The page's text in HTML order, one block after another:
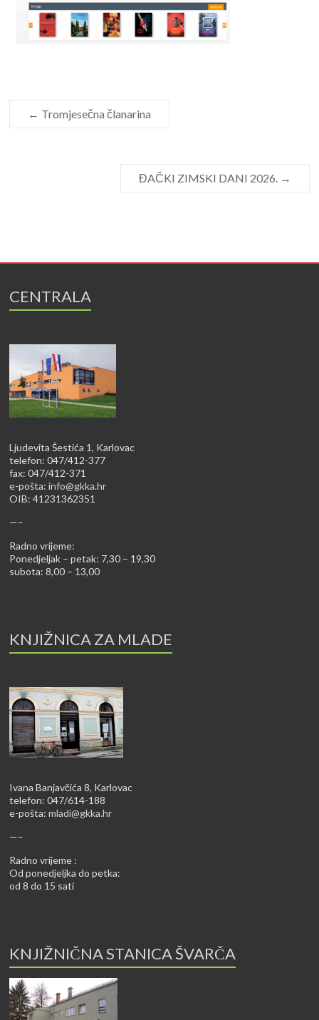
← Tromjesečna članarina
ĐAČKI ZIMSKI DANI 2026. →
CENTRALA
Ljudevita Šestića 1, Karlovac
telefon: 047/412-377
fax: 047/412-371
e-pošta:info@gkka.hr
OIB: 41231362351
—–
Radno vrijeme:
Ponedjeljak – petak: 7,30 – 19,30
subota: 8,00 – 13,00
KNJIŽNICA ZA MLADE
Ivana Banjavčića 8, Karlovac
telefon: 047/614-188
e-pošta:mladi@gkka.hr
—–
Radno vrijeme :
Od ponedjeljka do petka:
od 8 do 15 sati
KNJIŽNIČNA STANICA ŠVARČA